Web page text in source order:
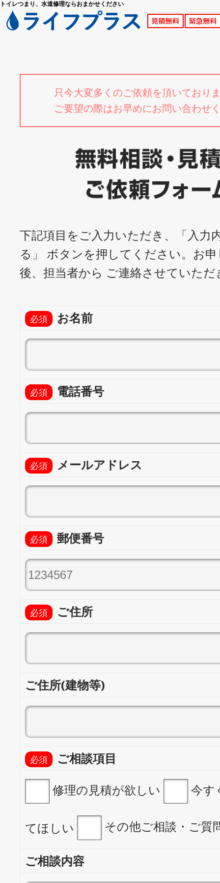
トイレつまり、水道修理ならおまかせください
只今大変多くのご依頼を頂いており
ご要望の際はお早めにお問い合わせ
下記項目をご入力いただき、「入力
る」 ボタンを押してください。 お
後、担当者から ご連絡させていただ
お名前
電話番号
メールアドレス
郵便番号
ご住所
ご住所(建物等)
ご相談項目
修理の見積が欲しい
今す
てほしい その他ご相談・ご質
ご相談内容